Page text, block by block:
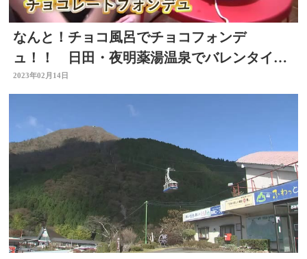
なんと！チョコ風呂でチョコフォンデ
ュ！！ 日田・夜明薬湯温泉でバレンタイン
を満喫
2023年02月14日